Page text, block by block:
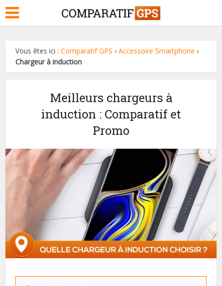
Vous êtes ici :Comparatif GPS ›Accessoire Smartphone ›
Chargeur à induction
Meilleurs chargeurs à
induction : Comparatif et
Promo